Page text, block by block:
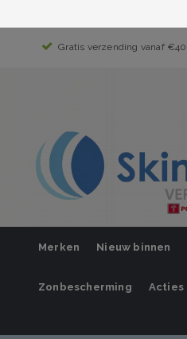
Gratis verzending vanaf €40
Merken Nieuw binnen
Zonbescherming Acties